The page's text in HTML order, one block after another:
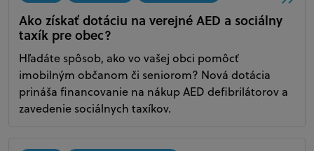
Ako získať dotáciu na verejné AED a sociálny
taxík pre obec?
Hľadáte spôsob, ako vo vašej obci pomôcť
imobilným občanom či seniorom? Nová dotácia
prináša financovanie na nákup AED defibrilátorov a
zavedenie sociálnych taxíkov.